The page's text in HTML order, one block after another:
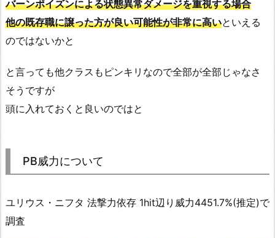
バーンポイズンによる状態異常ダメージを重視する場合
他の既存職に譲った方が良い可能性が非常に高いといえる
のではないかと
と言っても他クラスもピンキリなので全部が全部じゃなさ
そうですが
頭に入れておくと良いのではと
PB威力について
ユリウス・ニフタ 法撃力依存 1hit辺り威力4451.7%(推定)で
調査